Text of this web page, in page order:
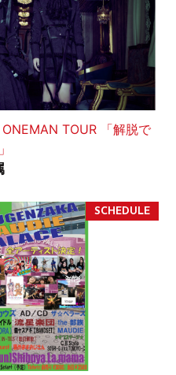
TOUR 「解脱で